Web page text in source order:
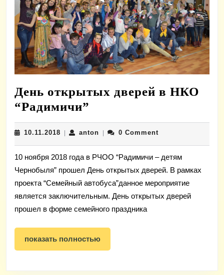
День открытых дверей в НКО
“Радимичи”
открытых
дверей
в
НКО
“Радимичи”
10.11.2018 10.11.2018
| antonanton
| 0 Comment
10 ноября 2018 года в РЧОО “Радимичи – детям
Чернобыля” прошел День открытых дверей. В рамках
проекта “Семейный автобуса”данное мероприятие
является заключительным. День открытых дверей
прошел в форме семейного праздника
показать полностьюпоказать
полностью